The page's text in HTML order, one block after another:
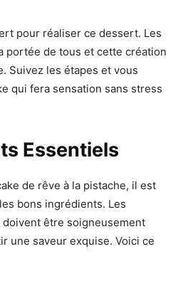
pour réaliser ce dessert. Les
portée de tous et cette création
Suivez les étapes et vous
qui fera sensation sans stress
Essentiels
de rêve à la pistache, il est
bons ingrédients. Les
doivent être soigneusement
une saveur exquise. Voici ce